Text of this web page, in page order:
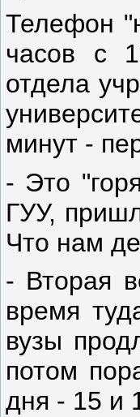
Телефон
часов с
отдела
минут -
- Это
ГУУ,
Что нам
- Вторая
время
вузы
потом
дня - 15 и